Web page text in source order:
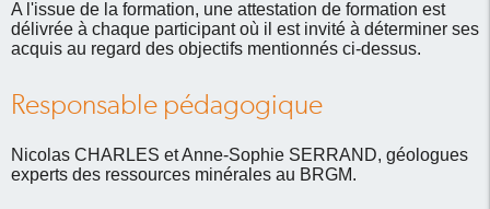
A l'issue de la formation, une attestation de formation est
délivrée à chaque participant où il est invité à déterminer ses
acquis au regard des objectifs mentionnés ci-dessus.
Responsable pédagogique
Nicolas CHARLES et Anne-Sophie SERRAND, géologues
experts des ressources minérales au BRGM.